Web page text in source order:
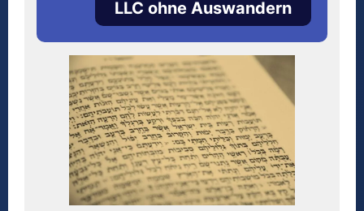
LLC ohne Auswandern